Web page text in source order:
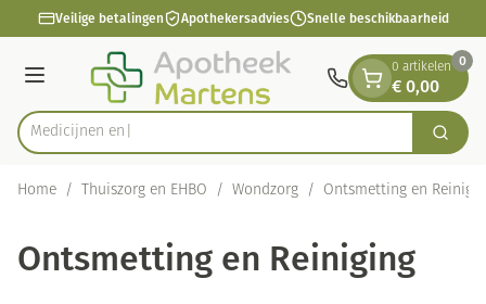
Ga naar de inhoud
1 van 1Veilige betalingen Apothekersadvies Snelle beschikbaarheid
Menu
Product, merk, categorie... Zoek
0 artikelen
€ 0,00
0
Home / Thuiszorg en EHBO / Wondzorg / Ontsmetting en
Ontsmetting en Reiniging